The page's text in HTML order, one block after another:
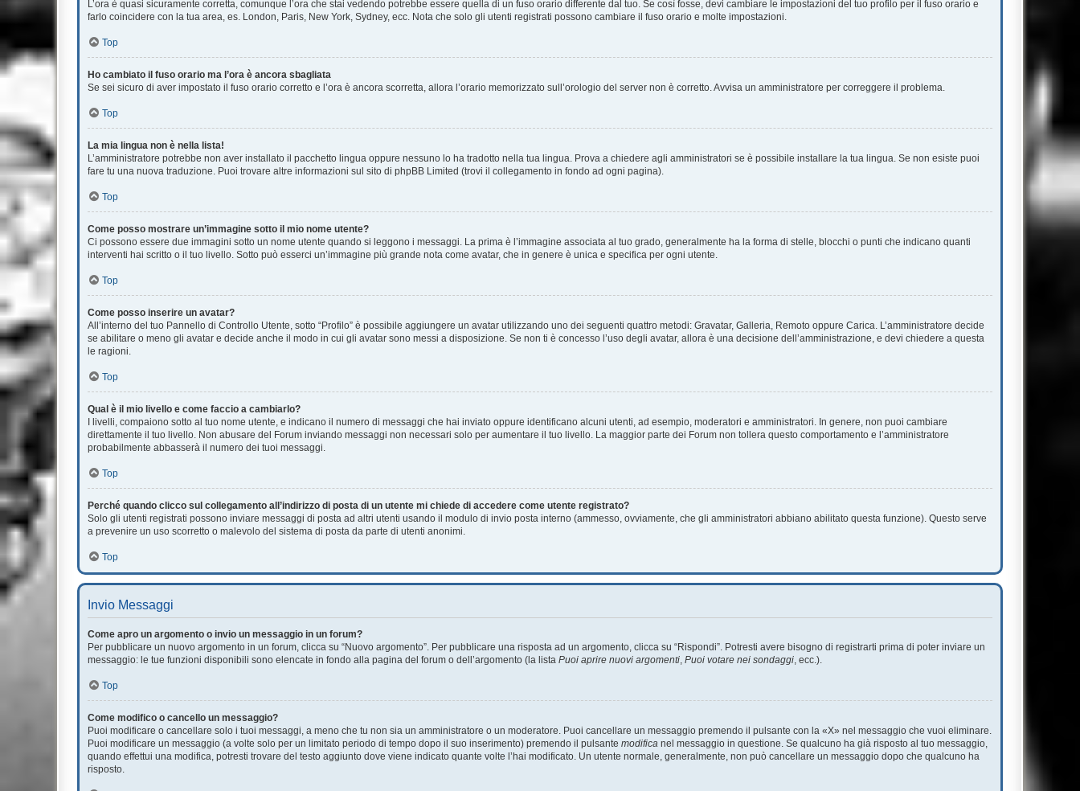
L’ora è quasi sicuramente corretta, comunque l’ora che stai vedendo potrebbe essere quella di un fuso orario differente dal tuo. Se così fosse, devi cambiare le impostazioni del tuo profilo per il fuso orario e
farlo coincidere con la tua area, es. London, Paris, New York, Sydney, ecc. Nota che solo gli utenti registrati possono cambiare il fuso orario e molte impostazioni.
Top
Ho cambiato il fuso orario ma l’ora è ancora sbagliata
Se sei sicuro di aver impostato il fuso orario corretto e l’ora è ancora scorretta, allora l’orario memorizzato sull’orologio del server non è corretto. Avvisa un amministratore per correggere il problema.
Top
La mia lingua non è nella lista!
L’amministratore potrebbe non aver installato il pacchetto lingua oppure nessuno lo ha tradotto nella tua lingua. Prova a chiedere agli amministratori se è possibile installare la tua lingua. Se non esiste puoi
fare tu una nuova traduzione. Puoi trovare altre informazioni sul sito di phpBB Limited (trovi il collegamento in fondo ad ogni pagina).
Top
Come posso mostrare un’immagine sotto il mio nome utente?
Ci possono essere due immagini sotto un nome utente quando si leggono i messaggi. La prima è l’immagine associata al tuo grado, generalmente ha la forma di stelle, blocchi o punti che indicano quanti
interventi hai scritto o il tuo livello. Sotto può esserci un’immagine più grande nota come avatar, che in genere è unica e specifica per ogni utente.
Top
Come posso inserire un avatar?
All’interno del tuo Pannello di Controllo Utente, sotto “Profilo” è possibile aggiungere un avatar utilizzando uno dei seguenti quattro metodi: Gravatar, Galleria, Remoto oppure Carica. L’amministratore decide
se abilitare o meno gli avatar e decide anche il modo in cui gli avatar sono messi a disposizione. Se non ti è concesso l’uso degli avatar, allora è una decisione dell’amministrazione, e devi chiedere a questa
le ragioni.
Top
Qual è il mio livello e come faccio a cambiarlo?
I livelli, compaiono sotto al tuo nome utente, e indicano il numero di messaggi che hai inviato oppure identificano alcuni utenti, ad esempio, moderatori e amministratori. In genere, non puoi cambiare
direttamente il tuo livello. Non abusare del Forum inviando messaggi non necessari solo per aumentare il tuo livello. La maggior parte dei Forum non tollera questo comportamento e l’amministratore
probabilmente abbasserà il numero dei tuoi messaggi.
Top
Perché quando clicco sul collegamento all’indirizzo di posta di un utente mi chiede di accedere come utente registrato?
Solo gli utenti registrati possono inviare messaggi di posta ad altri utenti usando il modulo di invio posta interno (ammesso, ovviamente, che gli amministratori abbiano abilitato questa funzione). Questo serve
a prevenire un uso scorretto o malevolo del sistema di posta da parte di utenti anonimi.
Top
Invio Messaggi
Come apro un argomento o invio un messaggio in un forum?
Per pubblicare un nuovo argomento in un forum, clicca su “Nuovo argomento”. Per pubblicare una risposta ad un argomento, clicca su “Rispondi”. Potresti avere bisogno di registrarti prima di poter inviare un
messaggio: le tue funzioni disponibili sono elencate in fondo alla pagina del forum o dell’argomento (la lista Puoi aprire nuovi argomenti Puoi votare nei sondaggi , ecc.).
Top
Come modifico o cancello un messaggio?
Puoi modificare o cancellare solo i tuoi messaggi, a meno che tu non sia un amministratore o un moderatore. Puoi cancellare un messaggio premendo il pulsante con la «X» nel messaggio che vuoi eliminare.
Puoi modificare un messaggio (a volte solo per un limitato periodo di tempo dopo il suo inserimento) premendo il pulsante modifica nel messaggio in questione. Se qualcuno ha già risposto al tuo messaggio,
quando effettui una modifica, potresti trovare del testo aggiunto dove viene indicato quante volte l’hai modificato. Un utente normale, generalmente, non può cancellare un messaggio dopo che qualcuno ha
risposto.